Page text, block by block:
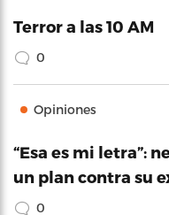
Terror a las 10 AM
0
Opiniones
“Esa es mi letra”:
un plan contra su
0